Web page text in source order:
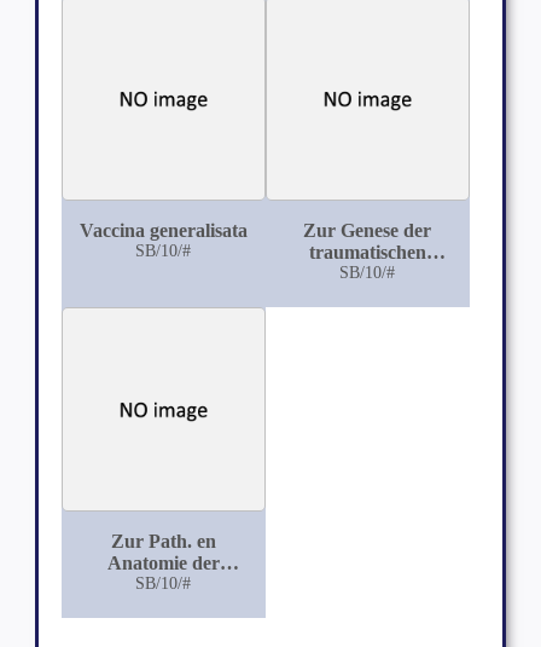
Vaccina generalisata
SB/10/#
Zur Genese der
traumatischen
Epithelzysten
SB/10/#
Zur Path. en
Anatomie der
Discisionen
SB/10/#